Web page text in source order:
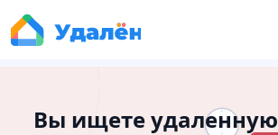
Вы ищете удаленную